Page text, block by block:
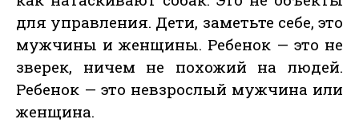
для управления. Дети, заметьте себе, это
мужчины и женщины. Ребенок — это не
зверек, ничем не похожий на людей.
Ребенок — это невзрослый мужчина или
женщина.